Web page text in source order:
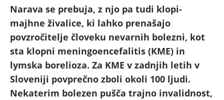
Narava se prebuja, z njo pa tudi klopi-
majhne živalice, ki lahko prenašajo
povzročitelje človeku nevarnih bolezni, kot
sta klopni meningoencefalitis (KME) in
lymska borelioza. Za KME v zadnjih letih v
Sloveniji povprečno zboli okoli 100 ljudi.
Nekaterim bolezen pušča trajno invalidnost,